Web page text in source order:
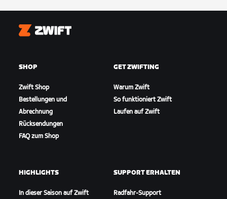
Zwift
SHOP
Zwift Shop
Bestellungen und
Abrechnung
Rücksendungen
FAQ zum Shop
GET ZWIFTING
Warum Zwift
So funktioniert Zwift
Laufen auf Zwift
HIGHLIGHTS
In dieser Saison auf Zwift
SUPPORT ERHALTEN
Radfahr-Support